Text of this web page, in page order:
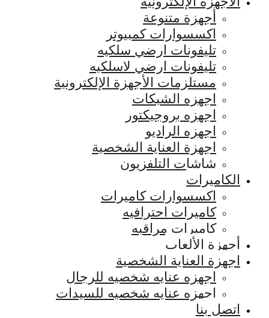
أجهزة متنوعة
اكسسوارات كمبيوتر
تليفونات ارضي سلكيه
تليفونات ارضي لاسلكيه
مستلزمات الأجهزة الإلكترونية
اجهزه الشبكات
اجهزه بروجيكتور
اجهزه الراديو
اجهزة العناية الشخصية
شاشات التلفزيون
الكاميرات
اكسسوارات كاميرات
كاميرات احترافيه
كاميرات مراقبه
أجهزة الألعاب
اجهزة العناية الشخصية
اجهزه عنايه شخصيه للرجال
اجهزه عنايه شخصيه للسيدات
اتصل بنا